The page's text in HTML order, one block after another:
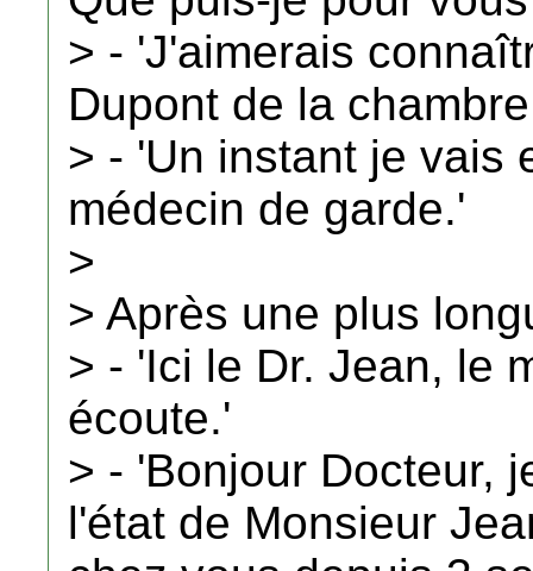
> - 'J'aimerais
Dupont de la
> - 'Un instant je vais
médecin de garde.'
>
> Après une plus
> - 'Ici le Dr. Jean, le
écoute.'
> - 'Bonjour Docteur,
l'état de Monsieur